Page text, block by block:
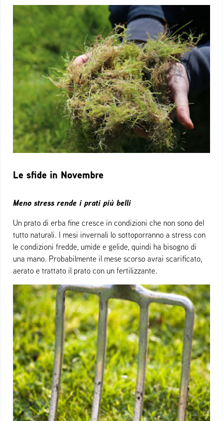
Le sfide in Novembre
Meno stress rende i prati più belli
Un prato di erba fine cresce in condizioni che non sono del
tutto naturali. I mesi invernali lo sottoporranno a stress con
le condizioni fredde, umide e gelide, quindi ha bisogno di
una mano. Probabilmente il mese scorso avrai scarificato,
aerato e trattato il prato con un fertilizzante.